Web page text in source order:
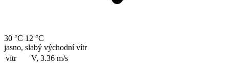
30 °C 12 °C
jasno, slabý východní vítr
vítr
V, 3.36 m/s